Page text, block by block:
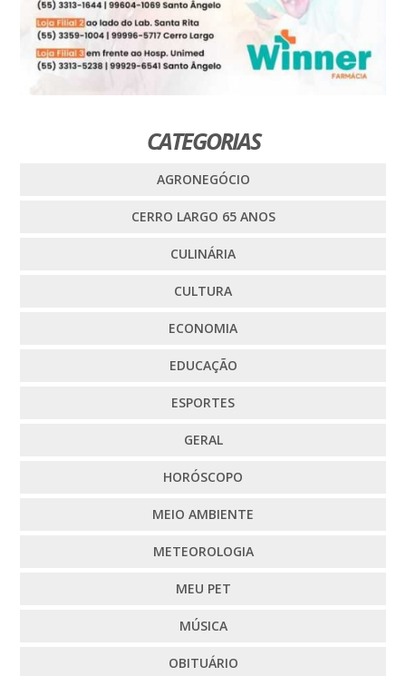
CATEGORIAS
AGRONEGÓCIO
CERRO LARGO 65 ANOS
CULINÁRIA
CULTURA
ECONOMIA
EDUCAÇÃO
ESPORTES
GERAL
HORÓSCOPO
MEIO AMBIENTE
METEOROLOGIA
MEU PET
MÚSICA
OBITUÁRIO